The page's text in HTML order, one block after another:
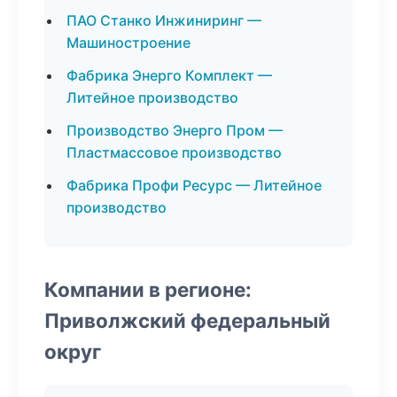
ПАО Станко Инжиниринг —
Машиностроение
Фабрика Энерго Комплект —
Литейное производство
Производство Энерго Пром —
Пластмассовое производство
Фабрика Профи Ресурс — Литейное
производство
Компании в регионе:
Приволжский федеральный
округ